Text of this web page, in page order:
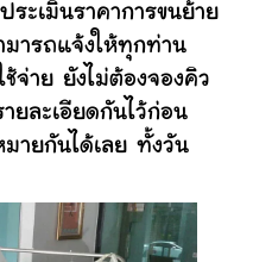
ระเมินราคาการขนย้าย
มารถแจ้งให้ทุกท่าน
จ่าย ยังไม่ต้องจองคิว
ยละเอียดกันไว้ก่อน
ายกันได้เลย ทั้งวัน